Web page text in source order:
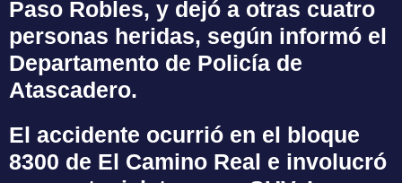
Paso Robles, y dejó a otras cuatro
personas heridas, según informó el
Departamento de Policía de
Atascadero.
El accidente ocurrió en el bloque
8300 de El Camino Real e involucró